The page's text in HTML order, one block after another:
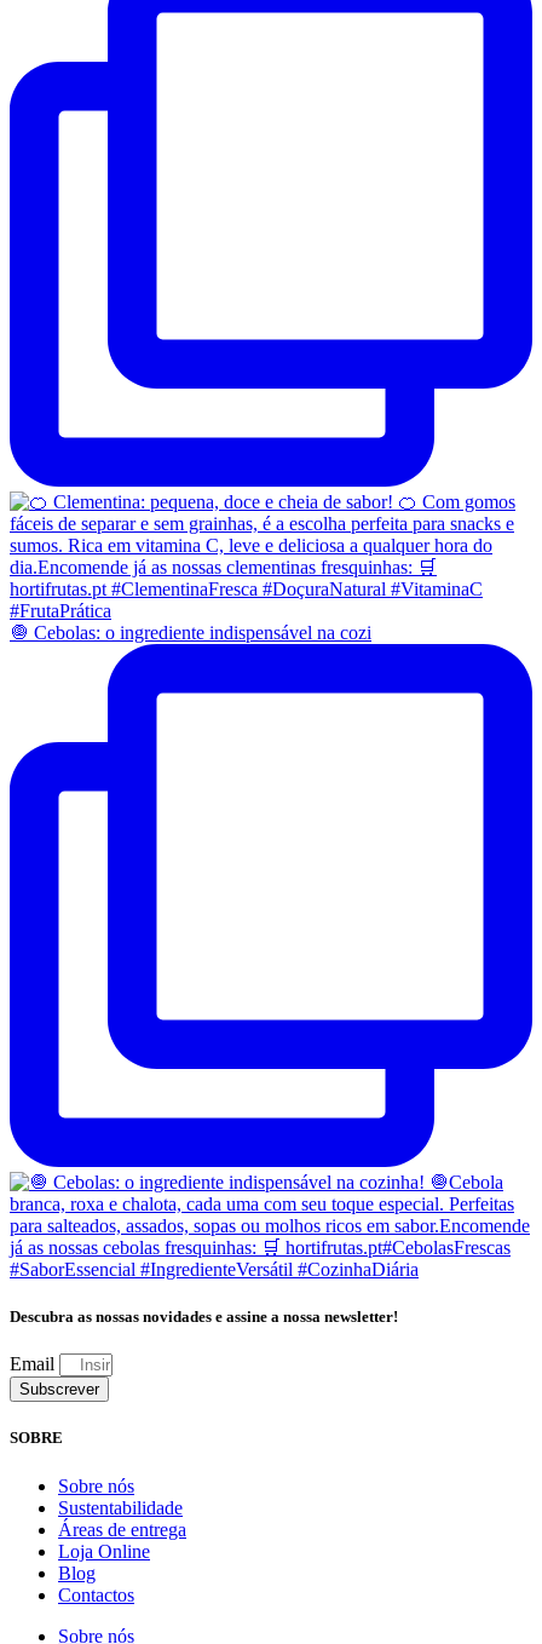
🧅 Cebolas: o ingrediente indispensável na cozi
Descubra as nossas novidades e assine a nossa newsletter!
Email
Subscrever
SOBRE
Sobre nós
Sustentabilidade
Áreas de entrega
Loja Online
Blog
Contactos
Sobre nós